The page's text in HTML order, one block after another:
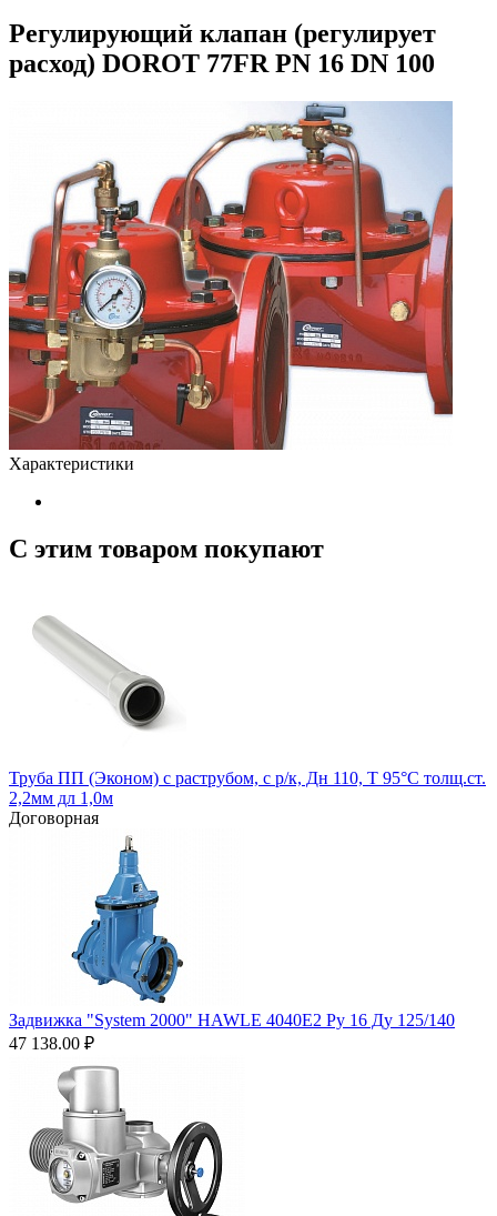
Регулирующий клапан (регулирует
расход) DOROT 77FR PN 16 DN 100
Характеристики
С этим товаром покупают
Труба ПП (Эконом) с раструбом, с р/к, Дн 110, Т 95°С толщ.ст.
2,2мм дл 1,0м
Договорная
Задвижка "System 2000" HAWLE 4040Е2 Ру 16 Ду 125/140
47 138.00 ₽